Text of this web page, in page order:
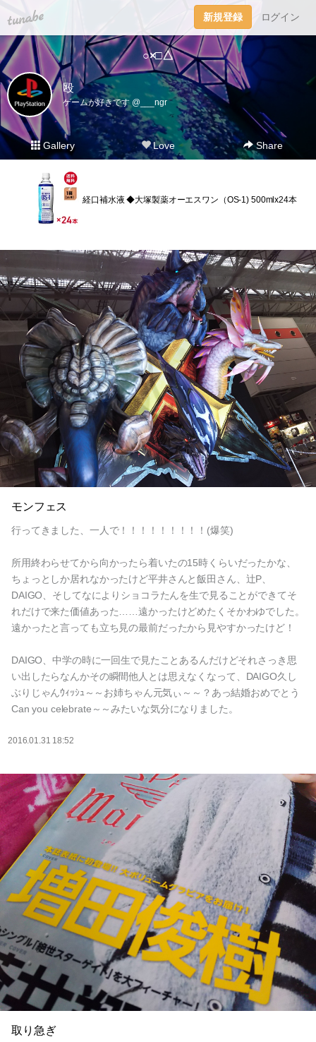
tuna.be 新規登録 ログイン
○×□△
殴
ゲームが好きです @___ngr
Gallery Love Share
経口補水液 ◆大塚製薬オーエスワン（OS-1) 500mlx24本
モンフェス
行ってきました、一人で！！！！！！！！！(爆笑)
所用終わらせてから向かったら着いたの15時くらいだったかな、
ちょっとしか居れなかったけど平井さんと飯田さん、辻P、
DAIGO、そしてなによりショコラたんを生で見ることができてそ
れだけで来た価値あった……遠かったけどめたくそかわゆでした。
遠かったと言っても立ち見の最前だったから見やすかったけど！
DAIGO、中学の時に一回生で見たことあるんだけどそれさっき思
い出したらなんかその瞬間他人とは思えなくなって、DAIGO久し
ぶりじゃんｳｨｯｼｭ～～お姉ちゃん元気ぃ～～？あっ結婚おめでとう
Can you celebrate～～みたいな気分になりました。
2016.01.31 18:52
取り急ぎ